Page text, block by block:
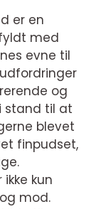
er en
med
evne til
og
stand til at
blevet
finpudset,
kun
mod.